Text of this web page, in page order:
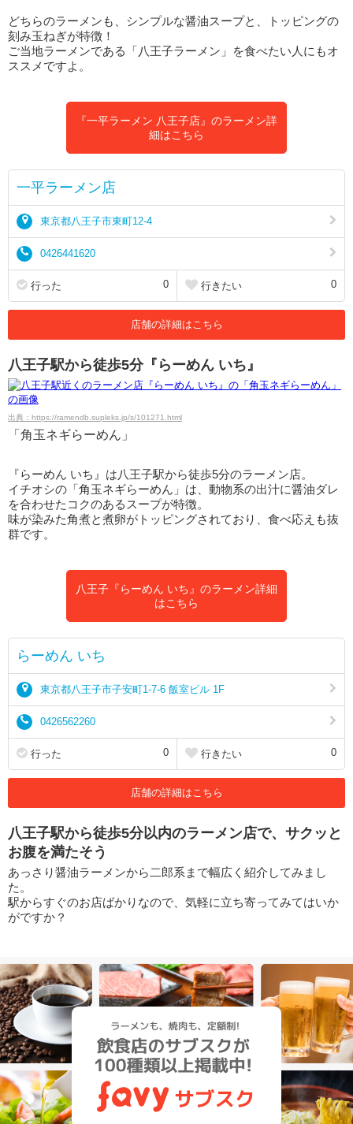
どちらのラーメンも、シンプルな醤油スープと、トッピングの
刻み玉ねぎが特徴！
ご当地ラーメンである「八王子ラーメン」を食べたい人にもオ
ススメですよ。
『一平ラーメン 八王子店』のラーメン詳
細はこちら
一平ラーメン店
東京都八王子市東町12-4
0426441620
行った 0 行きたい 0
店舗の詳細はこちら
八王子駅から徒歩5分『らーめん いち』
出典：https://ramendb.supleks.jp/s/101271.html
「角玉ネギらーめん」
『らーめん いち』は八王子駅から徒歩5分のラーメン店。
イチオシの「角玉ネギらーめん」は、動物系の出汁に醤油ダレ
を合わせたコクのあるスープが特徴。
味が染みた角煮と煮卵がトッピングされており、食べ応えも抜
群です。
八王子『らーめん いち』のラーメン詳細
はこちら
らーめん いち
東京都八王子市子安町1-7-6 飯室ビル 1F
0426562260
行った 0 行きたい 0
店舗の詳細はこちら
八王子駅から徒歩5分以内のラーメン店で、サクッと
お腹を満たそう
あっさり醤油ラーメンから二郎系まで幅広く紹介してみまし
た。
駅からすぐのお店ばかりなので、気軽に立ち寄ってみてはいか
がですか？